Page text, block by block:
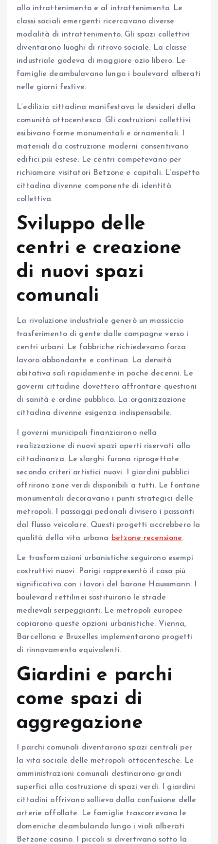
allo intrattenimento e al intrattenimento. Le
classi sociali emergenti ricercavano diverse
modalità di intrattenimento. Gli spazi collettivi
diventarono luoghi di ritrovo sociale. La classe
industriale godeva di maggiore ozio libero. Le
famiglie deambulavano lungo i boulevard alberati
nelle giorni festive.
L’edilizia cittadina manifestava le desideri della
comunità ottocentesca. Gli costruzioni collettivi
esibivano forme monumentali e ornamentali. I
materiali da costruzione moderni consentivano
edifici più estese. Le centri competevano per
richiamare visitatori Betzone e capitali. L’aspetto
cittadina divenne componente di identità
collettiva.
Sviluppo delle
centri e creazione
di nuovi spazi
comunali
La rivoluzione industriale generò un massiccio
trasferimento di gente dalle campagne verso i
centri urbani. Le fabbriche richiedevano forza
lavoro abbondante e continua. La densità
abitativa salì rapidamente in poche decenni. Le
governi cittadine dovettero affrontare questioni
di sanità e ordine pubblico. La organizzazione
cittadina divenne esigenza indispensabile.
I governi municipali finanziarono nella
realizzazione di nuovi spazi aperti riservati alla
cittadinanza. Le slarghi furono riprogettate
secondo criteri artistici nuovi. I giardini pubblici
offrirono zone verdi disponibili a tutti. Le fontane
monumentali decoravano i punti strategici delle
metropoli. I passaggi pedonali divisero i passanti
dal flusso veicolare. Questi progetti accrebbero la
qualità della vita urbana betzone recensione.
Le trasformazioni urbanistiche seguirono esempi
costruttivi nuovi. Parigi rappresentò il caso più
significativo con i lavori del barone Haussmann. I
boulevard rettilinei sostituirono le strade
medievali serpeggianti. Le metropoli europee
copiarono queste opzioni urbanistiche. Vienna,
Barcellona e Bruxelles implementarono progetti
di rinnovamento equivalenti.
Giardini e parchi
come spazi di
aggregazione
I parchi comunali diventarono spazi centrali per
la vita sociale delle metropoli ottocentesche. Le
amministrazioni comunali destinarono grandi
superfici alla costruzione di spazi verdi. I giardini
cittadini offrivano sollievo dalla confusione delle
arterie affollate. Le famiglie trascorrevano le
domeniche deambulando lungo i viali alberati
Betzone casino. I piccoli si divertivano sotto la